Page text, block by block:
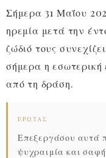
Σήμερα 31 Μαΐου
ηρεμία μετά την
ζώδιό τους
σήμερα η εσωτερική
από τη δράση.
ΈΡΩΤΑΣ
Επεξεργάσου αυτά
ψυχραιμία και